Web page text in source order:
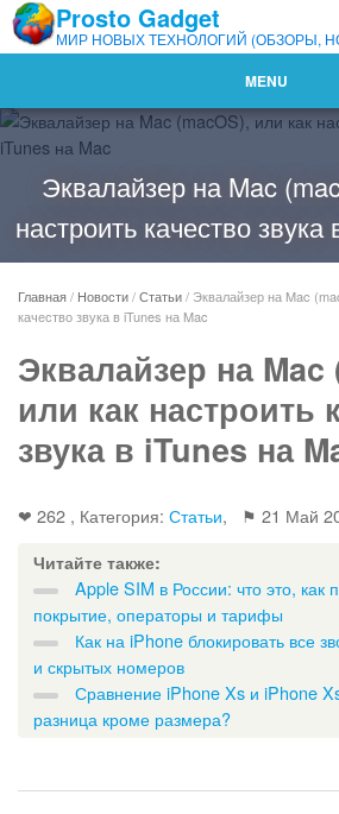
Prosto Gadget
МИР НОВЫХ ТЕХНОЛОГИЙ (ОБЗОРЫ,
MENU
Эквалайзер на Mac
настроить качество
Главная/ Новости/Статьи/ Эквалайзер на Mac
качество звука в iTunes на Mac
Эквалайзер на Mac
или как настроить
звука в iTunes на
❤ 262 , Категория: Статьи, ⚑ 21 Май
Читайте также:
Apple SIM в России: что это, как
покрытие, операторы и тарифы
Как на iPhone блокировать все
и скрытых номеров
Сравнение iPhone Xs и iPhone
разница кроме размера?